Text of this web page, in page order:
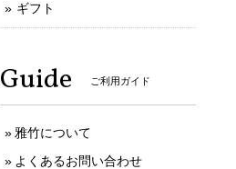
ギフト
Guide ご利用ガイド
雅竹について
よくあるお問い合わせ